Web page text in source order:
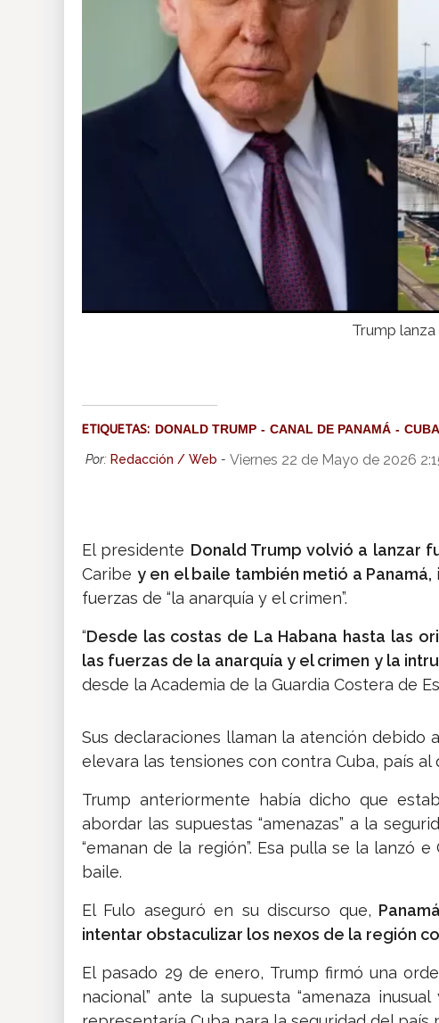
Trump
ETIQUETAS: DONALD TRUMP CANAL DE PANAMÁ CUBA
Por: Redacción / Web - Viernes 22 de Mayo de 2026
El presidente Donald Trump volvió a lanzar
Caribe y en el baile también metió a Panamá,
fuerzas de “la anarquía y el crimen”.
“Desde las costas de La Habana hasta las
las fuerzas de la anarquía y el crimen y la
desde la Academia de la Guardia Costera de
Sus declaraciones llaman la atención debido
elevara las tensiones con contra Cuba, país
Trump anteriormente había dicho que
abordar las supuestas “amenazas” a la
“emanan de la región”. Esa pulla se la lanzó
baile.
El Fulo aseguró en su discurso que,
intentar obstaculizar los nexos de la región
El pasado 29 de enero, Trump firmó una
nacional” ante la supuesta “amenaza